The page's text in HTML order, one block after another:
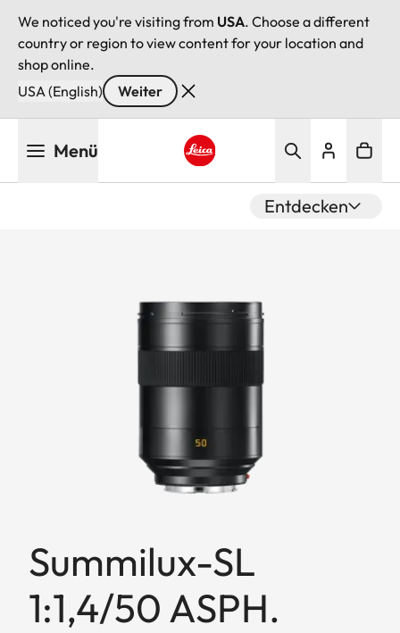
We noticed you're visiting from USA. Choose a different
country or region to view content for your location and
shop online.
USA (English)
Weiter
Menü
Entdecken
Summilux-SL
1:1,4/50 ASPH.